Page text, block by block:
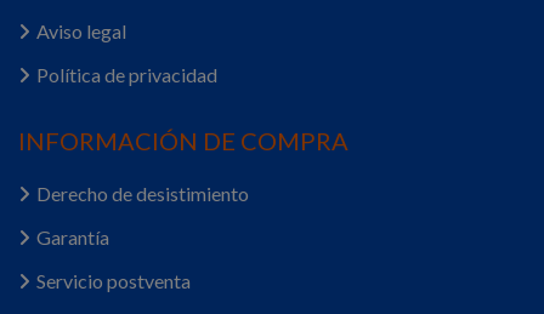
Aviso legal
Política de privacidad
INFORMACIÓN DE COMPRA
Derecho de desistimiento
Garantía
Servicio postventa